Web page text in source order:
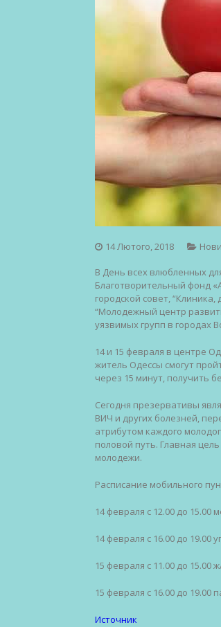
14 Лютого, 2018
В День всех влюбленных
Благотворительный фонд
городской совет,
“Молодежный центр
уязвимых групп в городах
14 и 15 февраля в центре
житель Одессы смогут
через 15 минут, получить
Сегодня презервативы
ВИЧ и других болезней,
атрибутом каждого
половой путь. Главная
молодежи.
Расписание мобильного
14 февраля с 12.00 до 15.00
14 февраля с 16.00 до 19.00
15 февраля с 11.00 до 15.00
15 февраля с 16.00 до 19.00
Источник